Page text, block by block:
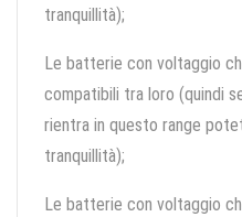
tranquillità);
Le batterie con voltaggio
compatibili tra loro (quindi
rientra in questo range
tranquillità);
Le batterie con voltaggio